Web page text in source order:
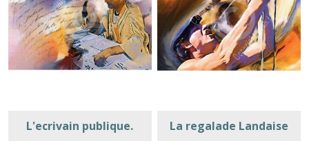
L'ecrivain publique. La regalade Landaise